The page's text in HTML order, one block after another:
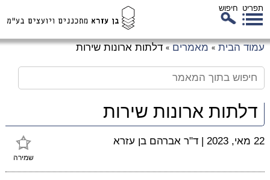
תפריט חיפוש
עמוד הבית » מאמרים » דלתות ארונות שירות
דלתות ארונות שירות
שמירה
22 מאי, 2023 | ד"ר אברהם בן עזרא